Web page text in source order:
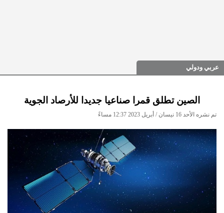
عربي ودولي
الصين تطلق قمرا صناعيا جديدا للأرصاد الجوية
تم نشره الأحد 16 نيسان / أبريل 2023 12:37 مساءً